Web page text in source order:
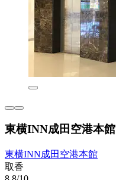
東横INN成田空港本館
東横INN成田空港本館
取香